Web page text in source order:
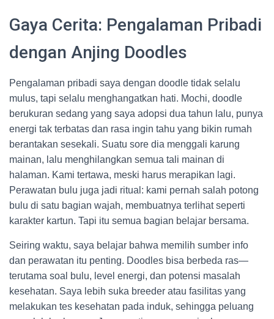
Gaya Cerita: Pengalaman Pribadi
dengan Anjing Doodles
Pengalaman pribadi saya dengan doodle tidak selalu
mulus, tapi selalu menghangatkan hati. Mochi, doodle
berukuran sedang yang saya adopsi dua tahun lalu, punya
energi tak terbatas dan rasa ingin tahu yang bikin rumah
berantakan sesekali. Suatu sore dia menggali karung
mainan, lalu menghilangkan semua tali mainan di
halaman. Kami tertawa, meski harus merapikan lagi.
Perawatan bulu juga jadi ritual: kami pernah salah potong
bulu di satu bagian wajah, membuatnya terlihat seperti
karakter kartun. Tapi itu semua bagian belajar bersama.
Seiring waktu, saya belajar bahwa memilih sumber info
dan perawatan itu penting. Doodles bisa berbeda ras—
terutama soal bulu, level energi, dan potensi masalah
kesehatan. Saya lebih suka breeder atau fasilitas yang
melakukan tes kesehatan pada induk, sehingga peluang